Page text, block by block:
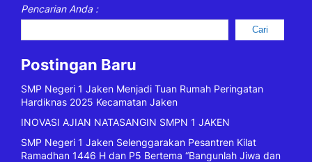
Pencarian Anda :
Cari
Postingan Baru
SMP Negeri 1 Jaken Menjadi Tuan Rumah Peringatan
Hardiknas 2025 Kecamatan Jaken
INOVASI AJIAN NATASANGIN SMPN 1 JAKEN
SMP Negeri 1 Jaken Selenggarakan Pesantren Kilat
Ramadhan 1446 H dan P5 Bertema “Bangunlah Jiwa dan